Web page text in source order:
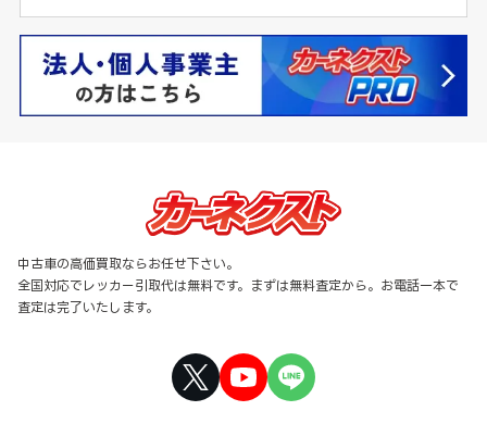
中古車の高価買取ならお任せ下さい。
全国対応でレッカー引取代は無料です。まずは無料査定から。お電話一本で
査定は完了いたします。